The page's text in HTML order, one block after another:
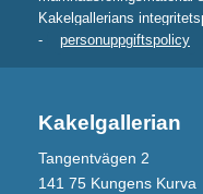
Kakelgallerians
-
personuppgiftspolicy
Kakelgallerian
Tangentvägen 2
141 75 Kungens Kurva